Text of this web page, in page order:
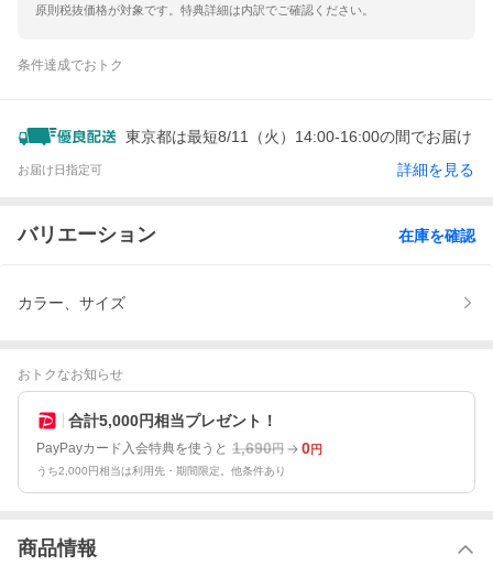
原則税抜価格が対象です。特典詳細は内訳でご確認ください。
条件達成でおトク
東京都は最短8/11（火）14:00-16:00の間でお届け
お届け日指定可 詳細を見る
バリエーション 在庫を確認
カラー、サイズ
おトクなお知らせ
合計5,000円相当プレゼント！
PayPayカード入会特典を使うと 1,690円 0円
うち2,000円相当は利用先・期間限定。他条件あり
商品情報